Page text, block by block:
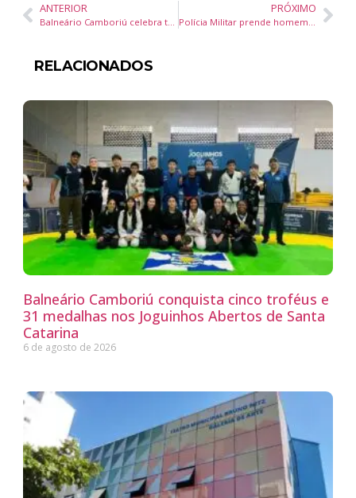
ANTERIOR
Balneário Camboriú celebra talentos locais com premiação do concurso cultural BC em Traços 2025
PRÓXIMO
Polícia Militar prende homem por furto mediante fraude em Balneário Camboriú
RELACIONADOS
Balneário Camboriú conquista cinco troféus e
31 medalhas nos Joguinhos Abertos de Santa
Catarina
6 de agosto de 2026